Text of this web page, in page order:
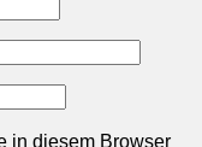
in diesem Browser